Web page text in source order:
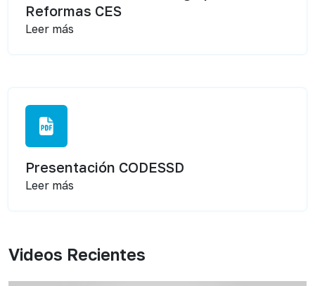
Reformas CES
Leer más
Presentación CODESSD
Leer más
Videos Recientes